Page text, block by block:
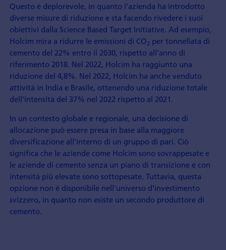
Questo è deplorevole, in quanto l'azienda ha introdotto
diverse misure di riduzione e sta facendo rivedere i suoi
obiettivi dalla Science Based Target Initiative. Ad esempio,
Holcim mira a ridurre le emissioni di CO2 per tonnellata di
cemento del 22% entro il 2030, rispetto all'anno di
riferimento 2018. Nel 2022, Holcim ha raggiunto una
riduzione del 4,8%. Nel 2022, Holcim ha anche venduto
attività in India e Brasile, ottenendo una riduzione totale
dell'intensità del 37% nel 2022 rispetto al 2021.
In un contesto globale e regionale, una decisione di
allocazione può essere presa in base alla maggiore
diversificazione all'interno di un gruppo di pari. Ciò
significa che le aziende come Holcim sono sovrappesate e
le aziende di cemento senza un piano di transizione e con
intensità più elevate sono sottopesate. Tuttavia, questa
opzione non è disponibile nell'universo d'investimento
svizzero, in quanto non esiste un secondo produttore di
cemento.